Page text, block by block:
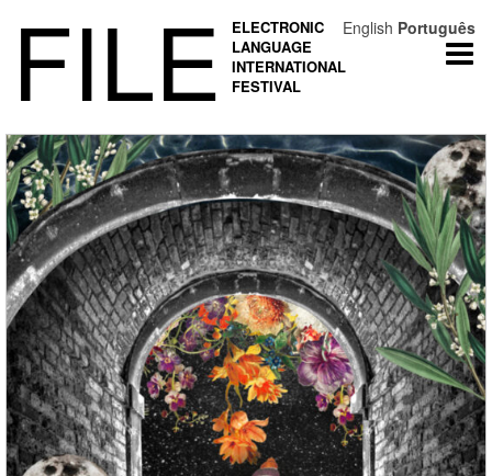
FILE
ELECTRONIC
LANGUAGE
INTERNATIONAL
FESTIVAL
English Português